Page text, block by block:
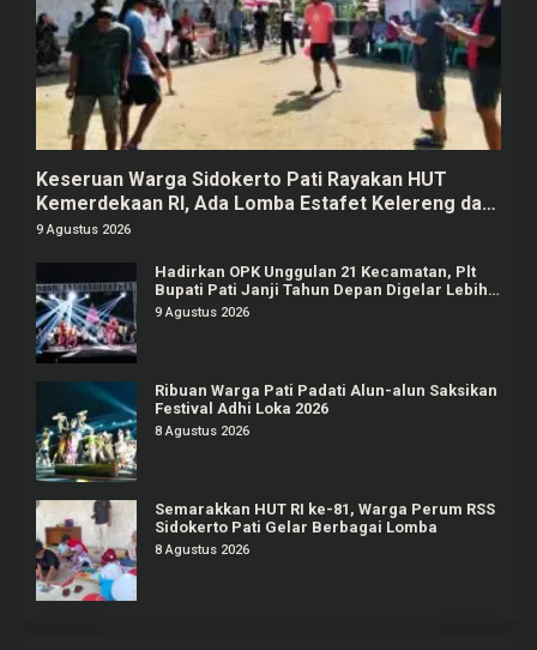
Keseruan Warga Sidokerto Pati Rayakan HUT
Kemerdekaan RI, Ada Lomba Estafet Kelereng dan
Baris-berbaris
9 Agustus 2026
Hadirkan OPK Unggulan 21 Kecamatan, Plt
Bupati Pati Janji Tahun Depan Digelar Lebih
Meriah
9 Agustus 2026
Ribuan Warga Pati Padati Alun-alun Saksikan
Festival Adhi Loka 2026
8 Agustus 2026
Semarakkan HUT RI ke-81, Warga Perum RSS
Sidokerto Pati Gelar Berbagai Lomba
8 Agustus 2026